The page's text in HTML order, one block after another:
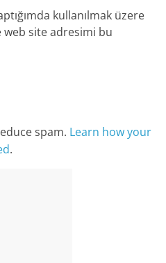
kullanılmak üzere
web site adresimi bu
spam. Learn how your
.